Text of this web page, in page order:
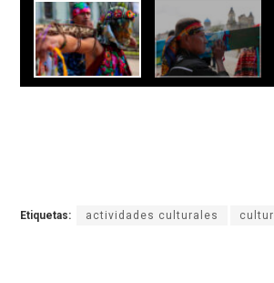
Etiquetas: actividades culturales